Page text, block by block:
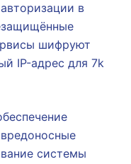
в
шифруют
IP-адрес для 7k
системы